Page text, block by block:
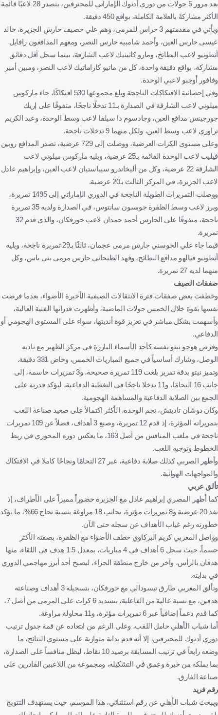
أحمد محمد شامبيه
الإمارات العربية المتحدة كرة قدم
بعد مرور 5 جولات من دوري أدنوك الإماراتي للمحترفين، يتصدر 28 لاعبًا قائمة
الأكثر مشاركةً بالعلامة الكاملة، بواقع 450 دقيقة.
ويأتي في مقدمتهم 3 حراس للمرمى، وهم علي خصيف حارس الجزيرة، خالد
عيسى حارس العين، وأحمد شامبيه حارس النصر، ومعهم المدافعون رافايل
أنطونيو لاعب البطائح، ومارو كاتينيك لاعب الشارقة، بينما سجل أقل دقائق
مشاركة، بواقع دقيقة واحدة، كل من ماتيو كاراماتيك لاعب النصر، ومبين أمير
وفافور أوجبو لاعبي الوحدة.
وفي إحصائية الافتكاكات الناجحة وبلغ مجموعها 530 افتكاكًا، جاء ماركوس
ميلوني لاعب الشارقة في الصدارة بـ11 تدخلًا ناجحًا، متفوقًا على إريك
جورجينس مدافع العين، وجادسوم دا سيلفا لاعب وسط الوحدة، وعبد الكريم
تراوري لاعب وسط العين، ولكل منهما 9 تدخلات ناجحة.
وعلى مستوى الكرات العرضية، ووصلت إلى 729 عرضية، تصدر المدافع روبين
فيليب لاعب الوحدة القائمة بـ25 عرضية، ويليه ماركوس ميلوني لاعب
الشارقة 22 عرضية، وكل من أليخاندرو سيباستيان لاعب العين، وإبراهيم عادل
لاعب الجزيرة، في المركز الثالث بـ20 عرضية.
ووصلت التمريرات الطويلة الناجحة في الدوري الإماراتي إلى 1495 تمريرة،
وبرز لاعب وسط الظفرة جوبسون سانتوس، في الصدارة ولديه 35 تمريرة
ناجحة، متفوقًا على الحارس أحمد حمدان لاعب خورفكان، والذي قدم 32
تمريرة.
فيما جاء علي الحوسني حارس مرمى عجمان، ثالثًا بـ29 تمريرة ناجحة، ويليه
أنطونيو فيالهو مدافع البطائح، وفهد الظنحاني حارس مرمى بني ياس، وكل
منهما لديه 27 تمريرة.
صفقات الصيف
وخطفت بعض صفقات فترة الانتقالات الصيفية الأخيرة الأضواء، بعدما فرضت
نفسها بقوة خلال الخمس جولات الماضية، وأظهرت قدراتها الفنية العالية،
وأسهمت بشكل مباشر في تعزيز قوة أنديتها، سواء على المستوى الهجومي أو
الدفاعي.
وفرض هوجو نيتو نفسه كأحد الأسماء البارزة في مركز الظهير مع ناديه
الوصل، وشارك أساسياً في جميع المباريات الخمس، وخاض 331 دقيقة.
وتميز نيتو بدقة تمرير بلغت 119 تمريرة صحيحة، و3 تمريرات حاسمة، إلى
جانب 16 التحامًا، و11 تدخلا ناجحًا في التغطية الدفاعية، ليؤكد قدرته على
الجمع بين الصلابة الدفاعية والمساهمة الهجومية.
وكان دوشان تاديتش، نجم الوحدة، الأكثر اكتمالاً على صعيد صناعة اللعب
بتمريراته المؤثرة، إذ قدم 12 تمريرة، وصنع 3 أهداف، فضلاً عن 109 تمريرات
ناجحة في ملعب المنافس من أصل 163، ما يعكس دوره المحوري في ربط
الخطوط وتوجيه اللعب.
وأظهر الصربي كذلك صلابة دفاعية، عبر 27 التحامًا ونجاحًا كاملا في الافتكاك
والمواجهات الهوائية.
تألق عربي
كما أظهر المصري إبراهيم عادل مع الجزيرة حضوراً مميزاً على الأطراف، إذ
نفذ 20 عرضية و8 تمريرات مؤثرة، بجانب 18 مراوغة بنسبة نجاح 66%، ما يؤكد
خطورته رغم غياب الأهداف عن سجله حتى الآن.
وواصل المغربي كريم البركاوي خطف الأضواء مع الظفرة، بصفته الأكثر
حسماً، حيث سجل 6 أهداف في 4 مباريات، بمعدل 1.5 هدف في اللقاء، منها
هدفان بالرأس، وآخر من خارج منطقة الجزاء، ليصبح أحد أبرز مهاجمي الدوري
في بدايته.
وتألق المغربي طارق تيسودالي مع خورفكان، بتسجيله 3 أهداف وصناعته
هدفين، مع نسبة عالية من الفاعلية، بتسديد 6 كرات على المرمى من أصل 7،
كما قدم دعماً إضافياً عبر 6 تمريرات مؤثرة، و11 محاولة مراوغة.
أما شباب الأهلي حامل اللقب، وعلى الرغم من ابتعاده عن قمة جدول ترتيب
دوري أدنوك للمحترفين، إلا أنه قدم بداية متوازنة على مستوى النتائج، ما
وضعه رابعاً في ترتيب المسابقة برصيد 10 نقاط، ليظل منافساً على الصدارة،
بما يملكه من خبرة وعمق في التشكيلة، ومجموعة من اللاعبين القادرين على
صناعة الفارق.
رقم فريد
ويبحث شباب الأهلي عن رقم استثنائي، هذا الموسم، حيث يستهدف التتويج